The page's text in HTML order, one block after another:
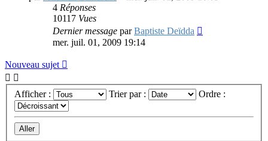
4 Réponses
10117 Vues
Dernier message parBaptiste Deïdda
mer. juil. 01, 2009 19:14
Nouveau sujet
Afficher : Trier par : Ordre :